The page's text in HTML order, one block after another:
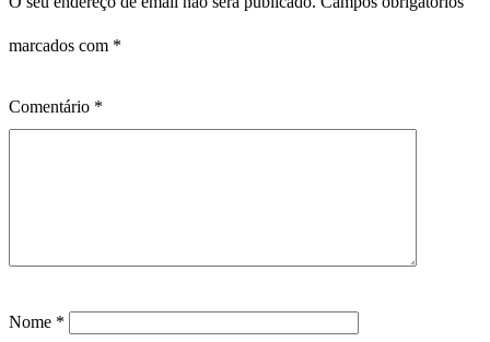
marcados com *
Comentário *
Nome *